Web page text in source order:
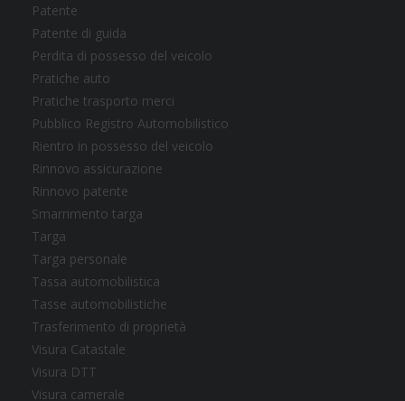
Patente
Patente di guida
Perdita di possesso del veicolo
Pratiche auto
Pratiche trasporto merci
Pubblico Registro Automobilistico
Rientro in possesso del veicolo
Rinnovo assicurazione
Rinnovo patente
Smarrimento targa
Targa
Targa personale
Tassa automobilistica
Tasse automobilistiche
Trasferimento di proprietà
Visura Catastale
Visura DTT
Visura camerale